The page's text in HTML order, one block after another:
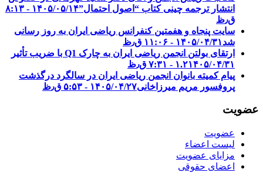
انتشار ترجمه چینی کتاب “اصول احتمال”
۱۴۰۵/۰۵/۱۴ - ۸:۱۳
ق٫ظ
سایت پنجاه و هفمتین کنفرانس ریاضی ایران به روز رسانی
شد۱۴۰۵/۰۴/۳۱ - ۱۱:۰۶ ق٫ظ
ارتقای بولتن انجمن ریاضی ایران به چارک Q1 با ضریب تأثیر
۱.۲۱۴۰۵/۰۴/۳۱ - ۷:۳۱ ق٫ظ
پیام کمیته بانوان انجمن ریاضی ایران در سالگرد درگذشت
پروفسور مریم میرزاخانی۱۴۰۵/۰۴/۲۷ - ۵:۵۳ ق٫ظ
عضویت
عضویت
لیست اعضاء
مزایای عضویت
اعضای حقوقی